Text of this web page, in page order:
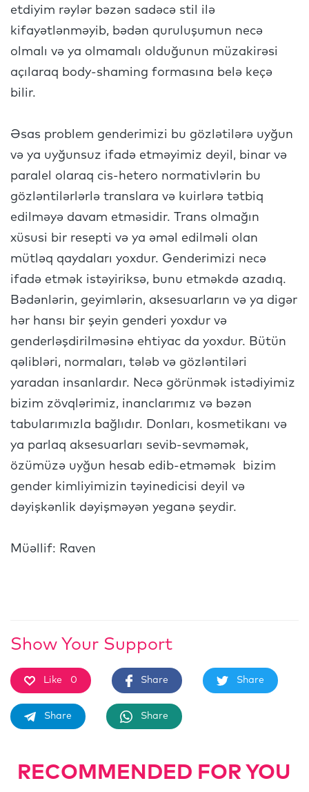
etdiyim rəylər bəzən sadəcə stil ilə
kifayətlənməyib, bədən quruluşumun necə
olmalı və ya olmamalı olduğunun müzakirəsi
açılaraq body-shaming formasına belə keçə
bilir.
Əsas problem genderimizi bu gözlətilərə uyğun
və ya uyğunsuz ifadə etməyimiz deyil, binar və
paralel olaraq cis-hetero normativlərin bu
gözləntilərlərlə translara və kuirlərə tətbiq
edilməyə davam etməsidir. Trans olmağın
xüsusi bir resepti və ya əməl edilməli olan
mütləq qaydaları yoxdur. Genderimizi necə
ifadə etmək istəyiriksə, bunu etməkdə azadıq.
Bədənlərin, geyimlərin, aksesuarların və ya digər
hər hansı bir şeyin genderi yoxdur və
genderləşdirilməsinə ehtiyac da yoxdur. Bütün
qəlibləri, normaları, tələb və gözləntiləri
yaradan insanlardır. Necə görünmək istədiyimiz
bizim zövqlərimiz, inanclarımız və bəzən
tabularımızla bağlıdır. Donları, kosmetikanı və
ya parlaq aksesuarları sevib-sevməmək,
özümüzə uyğun hesab edib-etməmək bizim
gender kimliyimizin təyinedicisi deyil və
dəyişkənlik dəyişməyən yeganə şeydir.
Müəllif: Raven
Show Your Support
Like 0 Share Share
Share Share
RECOMMENDED FOR YOU